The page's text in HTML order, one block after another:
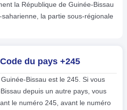
la République de Guinée-Bissau
la partie sous-régionale
du pays +245
Bissau est le 245. Si vous
depuis un autre pays, vous
le numéro 245, avant le numéro